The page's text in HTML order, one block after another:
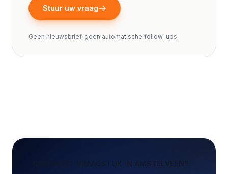
Stuur uw vraag
Geen nieuwsbrief, geen automatische follow-ups.
CONCREET VRAAGSTUK IN AMSTELVEEN?